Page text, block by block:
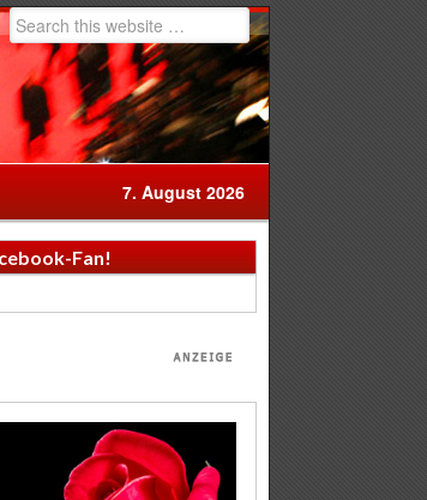
7. August 2026
Fan!